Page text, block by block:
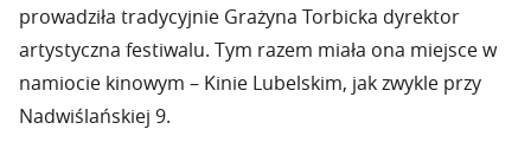
prowadziła tradycyjnie Grażyna Torbicka dyrektor
artystyczna festiwalu. Tym razem miała ona miejsce w
namiocie kinowym – Kinie Lubelskim, jak zwykle przy
Nadwiślańskiej 9.